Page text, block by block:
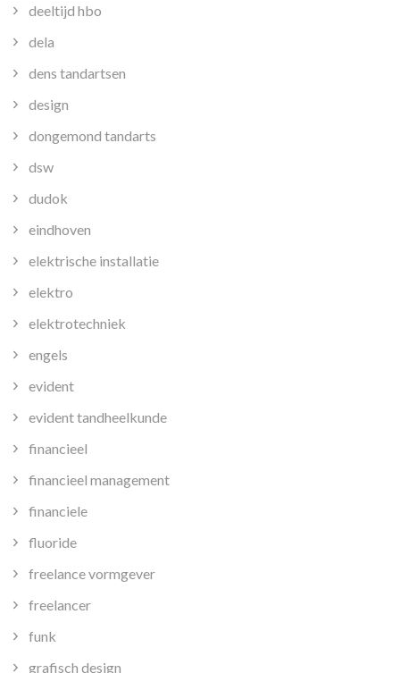
deeltijd hbo
dela
dens tandartsen
design
dongemond tandarts
dsw
dudok
eindhoven
elektrische installatie
elektro
elektrotechniek
engels
evident
evident tandheelkunde
financieel
financieel management
financiele
fluoride
freelance vormgever
freelancer
funk
grafisch design